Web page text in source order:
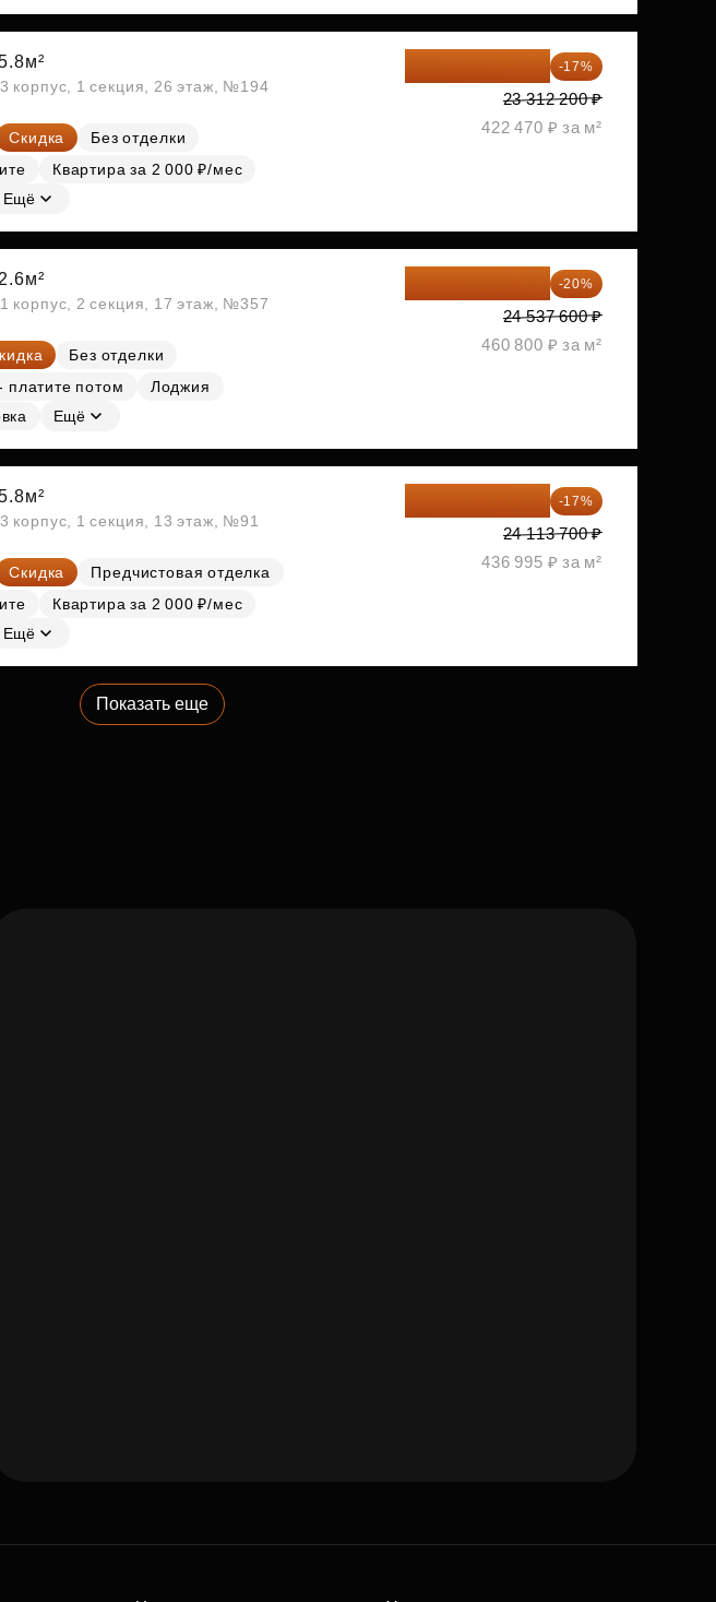
корпус, 1 секция, 26 этаж, №194
Скидка
Без отделки
Квартира за 2 000 ₽/мес
Ещё
-17%
23 312 200 ₽
422 470 ₽ за м²
корпус, 2 секция, 17 этаж, №357
Без отделки
платите потом
Лоджия
Ещё
-20%
24 537 600 ₽
460 800 ₽ за м²
корпус, 1 секция, 13 этаж, №91
Скидка
Предчистовая отделка
Квартира за 2 000 ₽/мес
Ещё
-17%
24 113 700 ₽
436 995 ₽ за м²
Показать еще